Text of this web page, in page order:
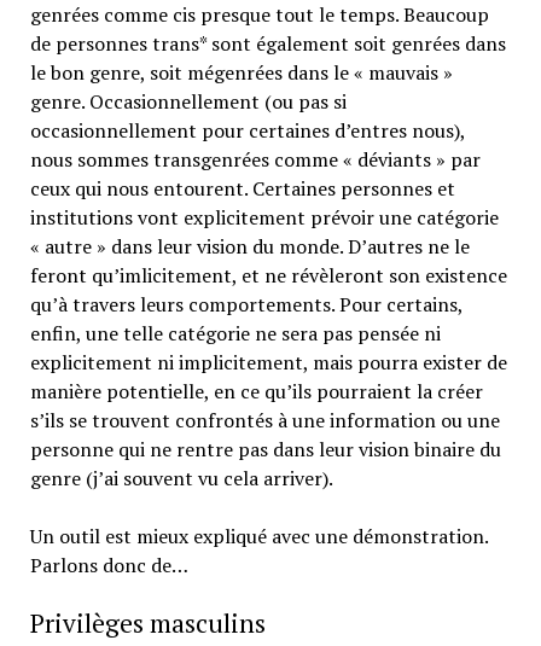
genrées comme cis presque tout le temps. Beaucoup
de personnes trans* sont également soit genrées dans
le bon genre, soit mégenrées dans le « mauvais »
genre. Occasionnellement (ou pas si
occasionnellement pour certaines d’entres nous),
nous sommes transgenrées comme « déviants » par
ceux qui nous entourent. Certaines personnes et
institutions vont explicitement prévoir une catégorie
« autre » dans leur vision du monde. D’autres ne le
feront qu’imlicitement, et ne révèleront son existence
qu’à travers leurs comportements. Pour certains,
enfin, une telle catégorie ne sera pas pensée ni
explicitement ni implicitement, mais pourra exister de
manière potentielle, en ce qu’ils pourraient la créer
s’ils se trouvent confrontés à une information ou une
personne qui ne rentre pas dans leur vision binaire du
genre (j’ai souvent vu cela arriver).
Un outil est mieux expliqué avec une démonstration.
Parlons donc de…
Privilèges masculins